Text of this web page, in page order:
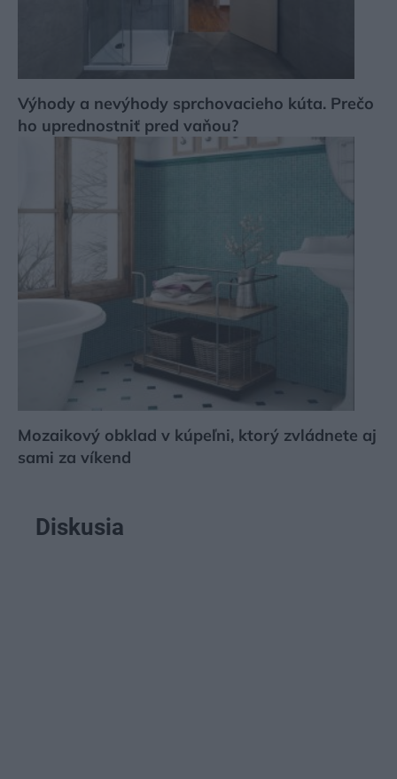
Výhody a nevýhody sprchovacieho kúta. Prečo
ho uprednostniť pred vaňou?
Mozaikový obklad v kúpeľni, ktorý zvládnete aj
sami za víkend
Diskusia